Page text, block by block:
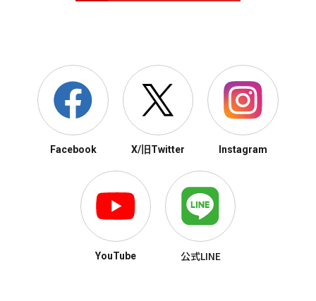
Facebook X/旧Twitter Instagram
YouTube 公式LINE